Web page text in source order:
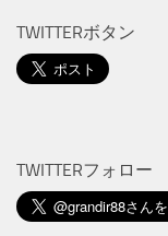
TWITTERボタン
TWITTERフォロー